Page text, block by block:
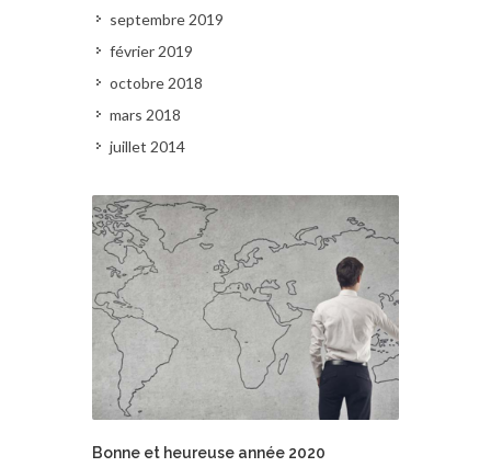
septembre 2019
février 2019
octobre 2018
mars 2018
juillet 2014
Bonne et heureuse année 2020